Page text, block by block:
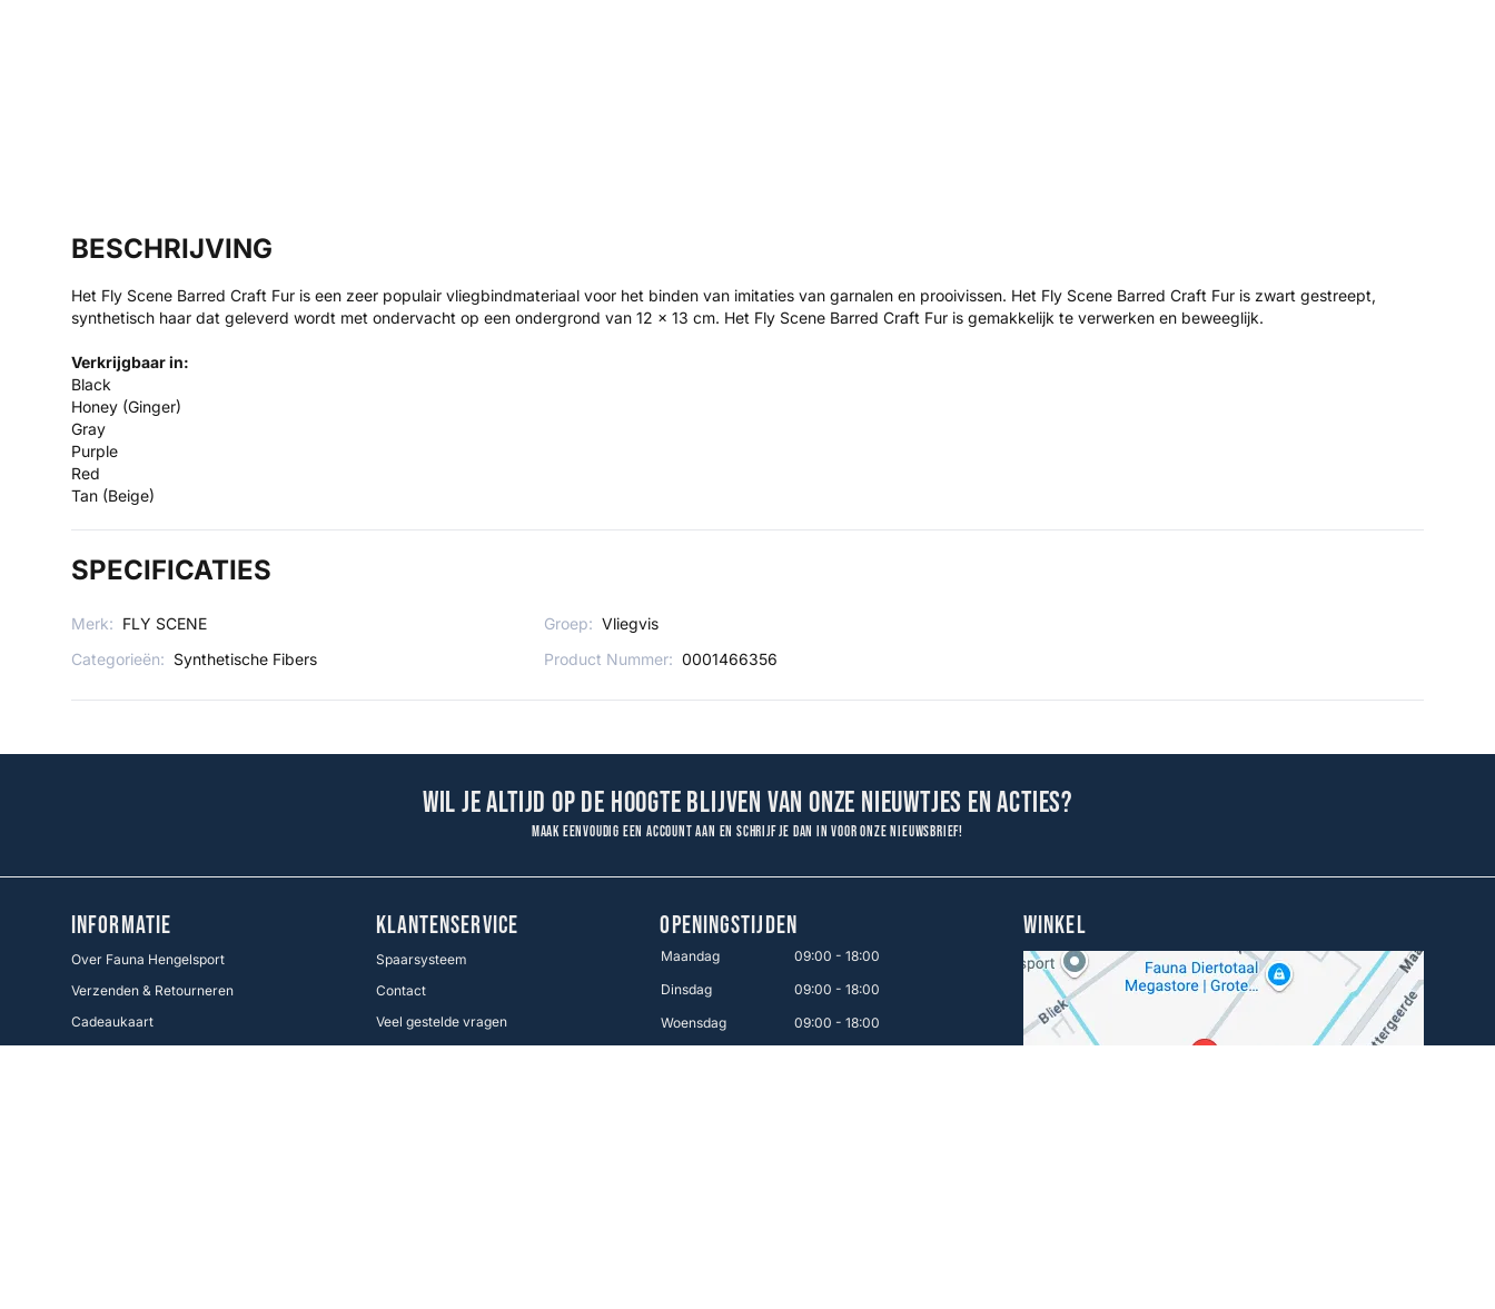
BESCHRIJVING
Het Fly Scene Barred Craft Fur is een zeer populair vliegbindmateriaal voor het binden van imitaties van garnalen en prooivissen. Het Fly Scene Barred Craft Fur is zwart gestreept,
synthetisch haar dat geleverd wordt met ondervacht op een ondergrond van 12 x 13 cm. Het Fly Scene Barred Craft Fur is gemakkelijk te verwerken en beweeglijk.
Verkrijgbaar in:
Black
Honey (Ginger)
Gray
Purple
Red
Tan (Beige)
SPECIFICATIES
Merk: FLY SCENE Groep: Vliegvis
Categorieën: Synthetische Fibers Product Nummer: 0001466356
Wil je altijd op de hoogte blijven van onze nieuwtjes en acties?
Maak eenvoudig een account aan en schrijf je dan in voor onze nieuwsbrief!
INFORMATIE
Over Fauna Hengelsport
Verzenden & Retourneren
Cadeaukaart
KLANTENSERVICE
Spaarsysteem
Contact
Veel gestelde vragen
OPENINGSTIJDEN
Maandag
09:00 - 18:00
Dinsdag
09:00 - 18:00
Woensdag
09:00 - 18:00
WINKEL